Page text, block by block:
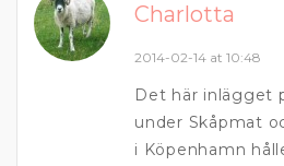
Charlotta
2014-02-14 at 10:48
Det här inlägget
under Skåpmat
i Köpenhamn